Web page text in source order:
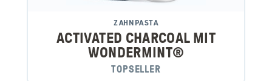
ZAHNPASTA
ACTIVATED CHARCOAL MIT
WONDERMINT®
TOPSELLER